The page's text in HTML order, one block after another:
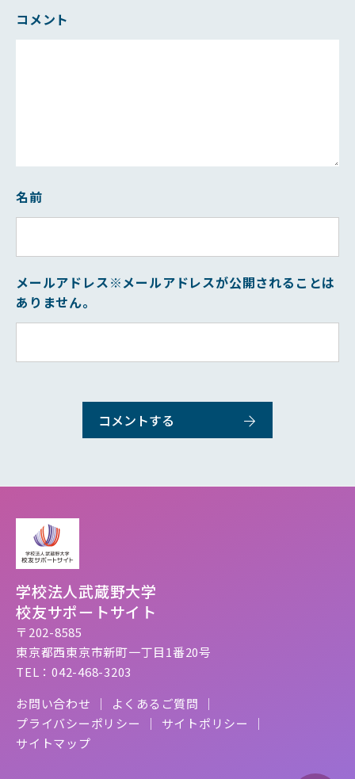
コメント
名前
メールアドレス※メールアドレスが公開されることは
ありません。
学校法人武蔵野大学
校友サポートサイト
〒202-8585
東京都西東京市新町一丁目1番20号
TEL：042-468-3203
お問い合わせ
よくあるご質問
プライバシーポリシー
サイトポリシー
サイトマップ